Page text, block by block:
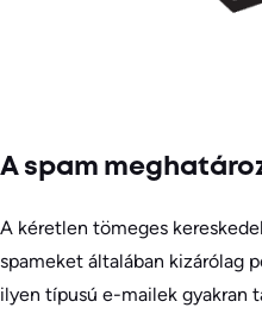
A spam
A kéretlen tömeges
spameket általában kizárólag
ilyen típusú e-mailek gyakran